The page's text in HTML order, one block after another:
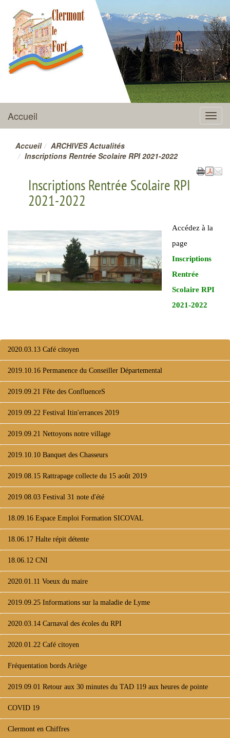
CLERMONT-LE-FORT
Menu
Accueil
Accueil
ARCHIVES Actualités
Inscriptions Rentrée Scolaire RPI 2021-2022
Inscriptions Rentrée Scolaire RPI
2021-2022
Accédez à la
page
Inscriptions
Rentrée
Scolaire RPI
2021-2022
2020.03.13 Café citoyen
2019.10.16 Permanence du Conseiller Départemental
2019.09.21 Fête des ConfluenceS
2019.09.22 Festival Itin'errances 2019
2019.09.21 Nettoyons notre village
2019.10.10 Banquet des Chasseurs
2019.08.15 Rattrapage collecte du 15 août 2019
2019.08.03 Festival 31 note d'été
18.09.16 Espace Emploi Formation SICOVAL
18.06.17 Halte répit détente
18.06.12 CNI
2020.01.11 Voeux du maire
2019.09.25 Informations sur la maladie de Lyme
2020.03.14 Carnaval des écoles du RPI
2020.01.22 Café citoyen
Fréquentation bords Ariège
2019.09.01 Retour aux 30 minutes du TAD 119 aux heures de pointe
COVID 19
Clermont en Chiffres